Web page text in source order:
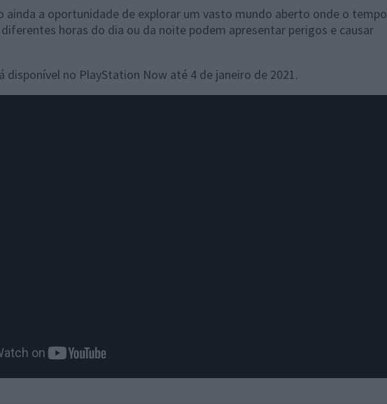
ainda a oportunidade de explorar um vasto mundo aberto onde o tempo
horas do dia ou da noite podem apresentar perigos e causar
disponível no PlayStation Now até 4 de janeiro de 2021.